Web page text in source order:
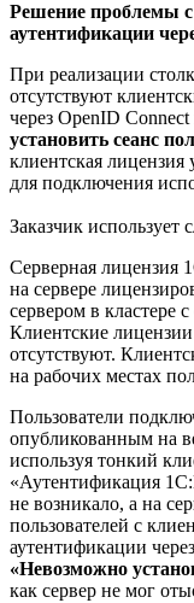
Решение проблемы
аутентификации
При реализации
отсутствуют
через OpenID
установить сеанс
клиентская лицензия
для подключения
Заказчик
Серверная лицензия
на сервере
сервером в кластере
Клиентские
отсутствуют.
на рабочих местах
Пользователи
опубликованным на
используя тонкий
«Аутентификация
не возникало, а на
пользователей с
аутентификации
«Невозможно
как сервер не мог